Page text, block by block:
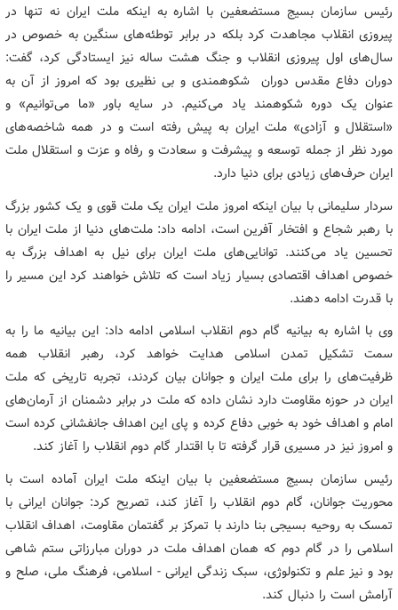
رئیس سازمان بسیج مستضعفین با اشاره به اینکه ملت ایران نه تنها در
پیروزی انقلاب مجاهدت کرد بلکه در برابر توطئه‌های سنگین به خصوص در
سال‌های اول پیروزی انقلاب و جنگ هشت ساله نیز ایستادگی کرد، گفت:
دوران دفاع مقدس دوران شکوهمندی و بی نظیری بود که امروز از آن به
عنوان یک دوره شکوهمند یاد می‌کنیم. در سایه باور «ما می‌توانیم» و
«استقلال و آزادی» ملت ایران به پیش رفته است و در همه شاخصه‌های
مورد نظر از جمله توسعه و پیشرفت و سعادت و رفاه و عزت و استقلال ملت
ایران حرف‌های زیادی برای دنیا دارد.
سردار سلیمانی با بیان اینکه امروز ملت ایران یک ملت قوی و یک کشور بزرگ
با رهبر شجاع و افتخار آفرین است، ادامه داد: ملت‌های دنیا از ملت ایران با
تحسین یاد می‌کنند. توانایی‌های ملت ایران برای نیل به اهداف بزرگ به
خصوص اهداف اقتصادی بسیار زیاد است که تلاش خواهند کرد این مسیر را
با قدرت ادامه دهند.
وی با اشاره به بیانیه گام دوم انقلاب اسلامی ادامه داد: این بیانیه ما را به
سمت تشکیل تمدن اسلامی هدایت خواهد کرد، رهبر انقلاب همه
ظرفیت‌های را برای ملت ایران و جوانان بیان کردند، تجربه تاریخی که ملت
ایران در حوزه مقاومت دارد نشان داده که ملت در برابر دشمنان از آرمان‌های
امام و اهداف خود به خوبی دفاع کرده و پای این اهداف جانفشانی کرده است
و امروز نیز در مسیری قرار گرفته تا با اقتدار گام دوم انقلاب را آغاز کند.
رئیس سازمان بسیج مستضعفین با بیان اینکه ملت ایران آماده است با
محوریت جوانان، گام دوم انقلاب را آغاز کند، تصریح کرد: جوانان ایرانی با
تمسک به روحیه بسیجی بنا دارند با تمرکز بر گفتمان مقاومت، اهداف انقلاب
اسلامی را در گام دوم که همان اهداف ملت در دوران مبارزاتی ستم شاهی
بود و نیز علم و تکنولوژی، سبک زندگی ایرانی - اسلامی، فرهنگ ملی، صلح و
آرامش است را دنبال کند.